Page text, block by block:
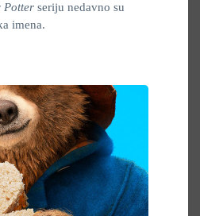
Potter seriju nedavno su
imena.